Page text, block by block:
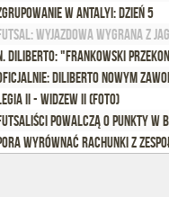
w Antalyi: Dzień 5
Wyjazdowa wygrana z
Diliberto: "Frankowski
Diliberto nowym
II - Widzew II (foto)
powalczą o punkty w
wyrównać rachunki z